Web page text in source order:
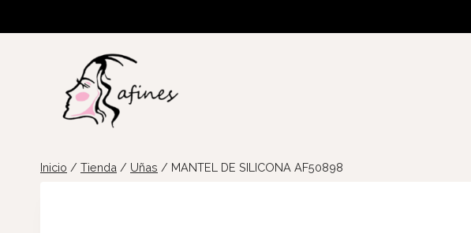
Inicio / Tienda / Uñas / MANTEL DE SILICONA AF50898